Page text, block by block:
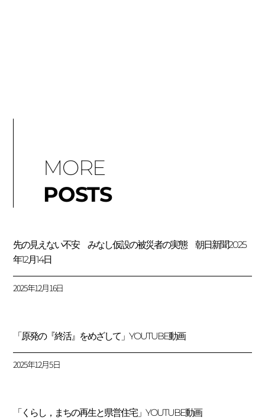
MORE
POSTS
先の見えない不安 みなし仮設の被災者の実態 朝日新聞2025
年12月14日
2025年12月16日
「原発の『終活』をめざして」YOUTUBE動画
2025年12月5日
「くらし，まちの再生と県営住宅」YOUTUBE動画